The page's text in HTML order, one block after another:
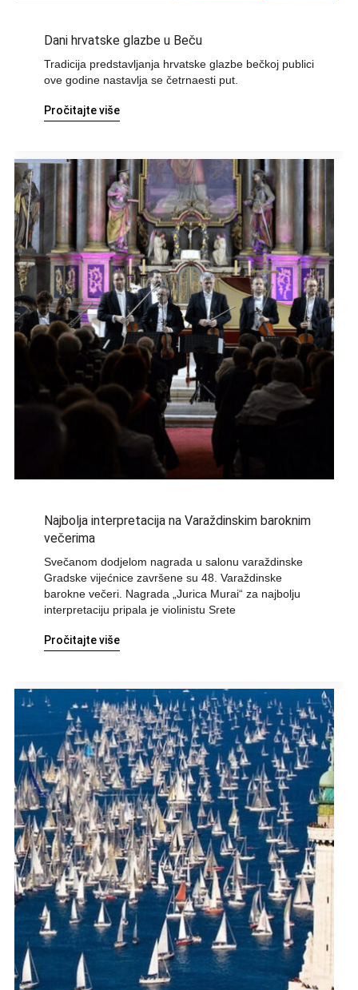
Dani hrvatske glazbe u Beču
Tradicija predstavljanja hrvatske glazbe bečkoj publici
ove godine nastavlja se četrnaesti put.
Pročitajte više
Najbolja interpretacija na Varaždinskim baroknim
večerima
Svečanom dodjelom nagrada u salonu varaždinske
Gradske vijećnice završene su 48. Varaždinske
barokne večeri. Nagrada „Jurica Murai“ za najbolju
interpretaciju pripala je violinistu Srete
Pročitajte više